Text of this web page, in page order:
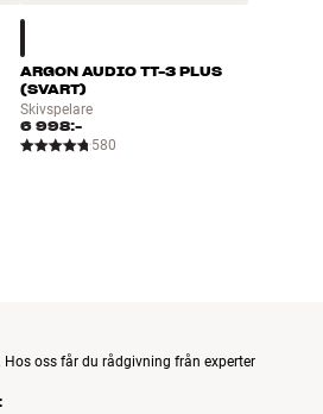
ARGON AUDIO TT-3 PLUS
(SVART)
Skivspelare
6 998:-
580
Hos oss får du rådgivning från experter